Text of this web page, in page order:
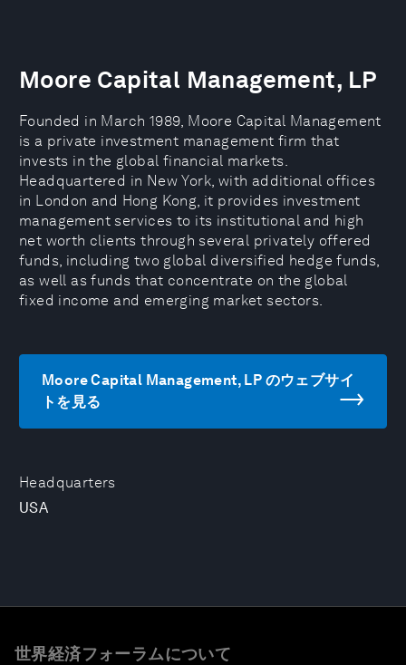
Headquarters
USA
Moore Capital Management, LP
Founded in March 1989, Moore Capital Management
is a private investment management firm that
invests in the global financial markets.
Headquartered in New York, with additional offices
in London and Hong Kong, it provides investment
management services to its institutional and high
net worth clients through several privately offered
funds, including two global diversified hedge funds,
as well as funds that concentrate on the global
fixed income and emerging market sectors.
Moore Capital Management, LP のウェブサイ
トを見る
世界経済フォーラムについて